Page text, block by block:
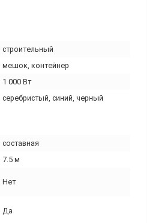
строительный
мешок, контейнер
1 000 Вт
серебристый, синий, черный
составная
7.5 м
Нет
Да